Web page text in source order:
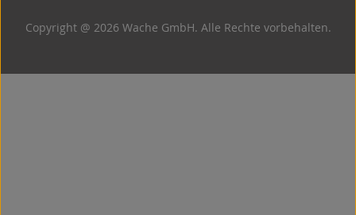
Copyright @ 2026 Wache GmbH. Alle Rechte vorbehalten.